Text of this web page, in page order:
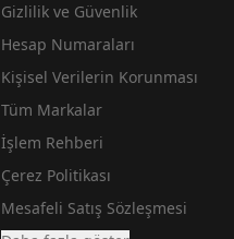
Gizlilik ve Güvenlik
Hesap Numaraları
Kişisel Verilerin Korunması
Tüm Markalar
İşlem Rehberi
Çerez Politikası
Mesafeli Satış Sözleşmesi